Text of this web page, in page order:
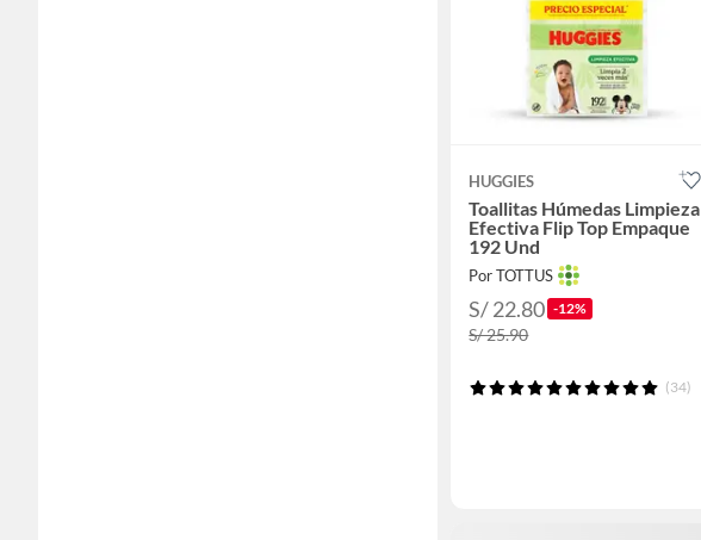
HUGGIES
Toallitas Húmedas Limpieza
Efectiva Flip Top Empaque
192 Und
Por TOTTUS
S/ 22.80 -12%
S/ 25.90
(34)